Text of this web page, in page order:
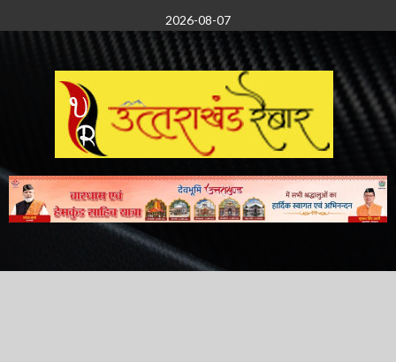
to
2026-08-07